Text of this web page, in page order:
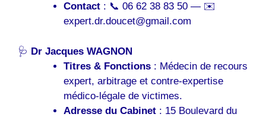
Contact: 📞 06 62 38 83 50 — ✉️
expert.dr.doucet@gmail.com
🩺 Dr Jacques WAGNON
Titres & Fonctions: Médecin de recours
expert, arbitrage et contre-expertise
médico-légale de victimes.
Adresse du Cabinet: 15 Boulevard du